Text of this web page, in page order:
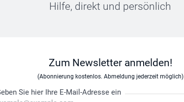
Hilfe, direkt und persönlich
Zum Newsletter anmelden!
(Abonnierung kostenlos. Abmeldung jederzeit möglich)
Sie hier Ihre E-Mail-Adresse ein